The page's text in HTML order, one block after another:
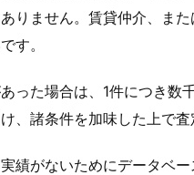
りません。賃貸仲介、ま
す。
った場合は、1件につき数
、諸条件を加味した上で査
績がないためにデータベ